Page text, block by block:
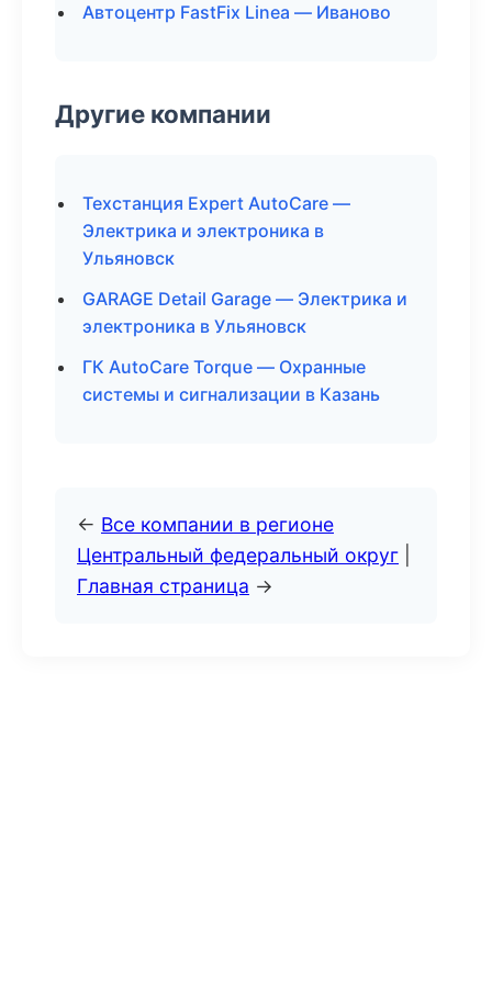
Автоцентр FastFix Linea — Иваново
Другие компании
Техстанция Expert AutoCare —
Электрика и электроника в
Ульяновск
GARAGE Detail Garage — Электрика и
электроника в Ульяновск
ГК AutoCare Torque — Охранные
системы и сигнализации в Казань
← Все компании в регионе
Центральный федеральный округ
Главная страница →